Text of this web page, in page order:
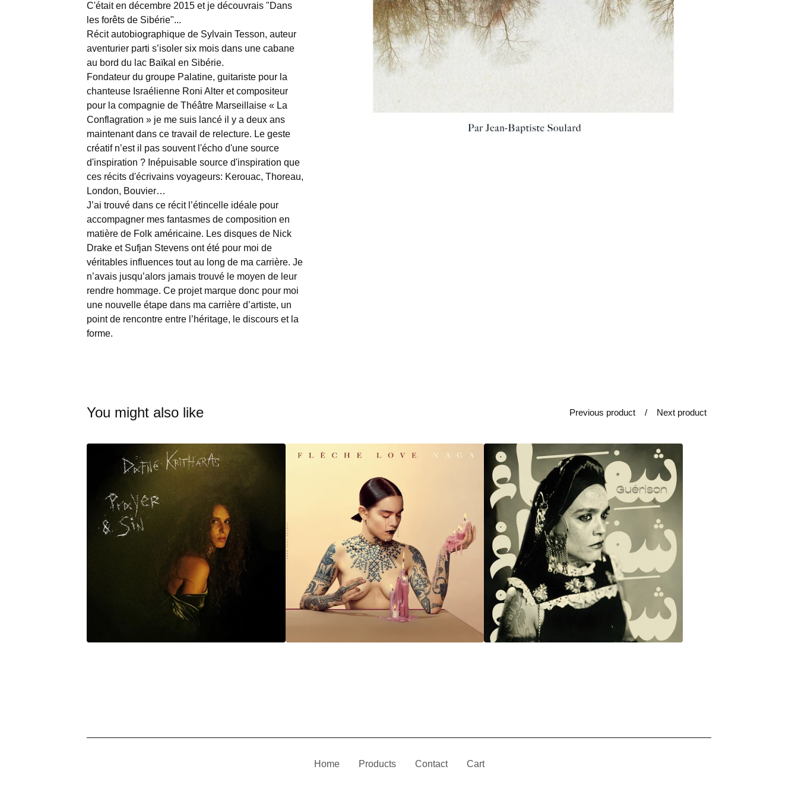
C'était en décembre 2015 et je découvrais "Dans
les forêts de Sibérie"...
Récit autobiographique de Sylvain Tesson, auteur
aventurier parti s’isoler six mois dans une cabane
au bord du lac Baïkal en Sibérie.
Fondateur du groupe Palatine, guitariste pour la
chanteuse Israélienne Roni Alter et compositeur
pour la compagnie de Théâtre Marseillaise « La
Conflagration » je me suis lancé il y a deux ans
maintenant dans ce travail de relecture. Le geste
créatif n’est il pas souvent l'écho d'une source
d'inspiration ? Inépuisable source d'inspiration que
ces récits d'écrivains voyageurs: Kerouac, Thoreau,
London, Bouvier…
J’ai trouvé dans ce récit l’étincelle idéale pour
accompagner mes fantasmes de composition en
matière de Folk américaine. Les disques de Nick
Drake et Sufjan Stevens ont été pour moi de
véritables influences tout au long de ma carrière. Je
n’avais jusqu’alors jamais trouvé le moyen de leur
rendre hommage. Ce projet marque donc pour moi
une nouvelle étape dans ma carrière d’artiste, un
point de rencontre entre l’héritage, le discours et la
forme.
You might also like Previous product Next product
Home Products Contact Cart